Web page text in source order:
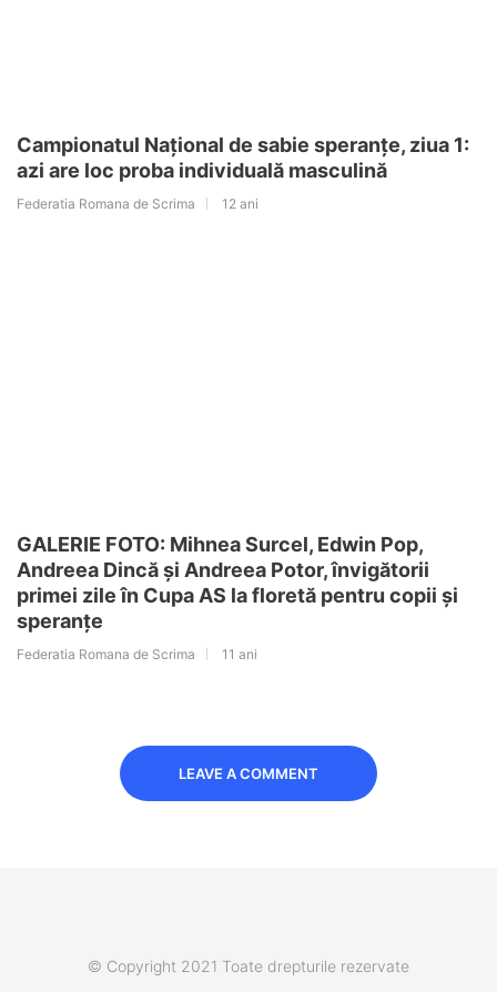
Campionatul Național de sabie speranțe, ziua 1:
azi are loc proba individuală masculină
Federatia Romana de Scrima 12 ani
GALERIE FOTO: Mihnea Surcel, Edwin Pop,
Andreea Dincă și Andreea Potor, învigătorii
primei zile în Cupa AS la floretă pentru copii și
speranțe
Federatia Romana de Scrima 11 ani
LEAVE A COMMENT
© Copyright 2021 Toate drepturile rezervate